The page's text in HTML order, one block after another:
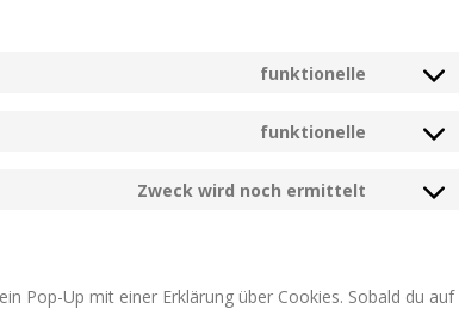
funktionelle
Consent
service
funktionelle
Consent
service
Zweck wird noch ermittelt
Consent
Pop-Up mit einer Erklärung über Cookies. Sobald du auf